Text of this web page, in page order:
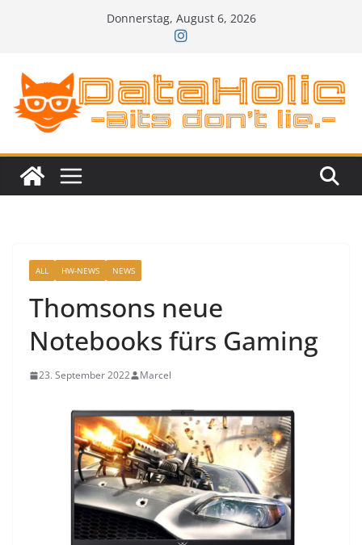
Donnerstag, August 6, 2026
ALL HW-NEWS NEWS
Thomsons neue
Notebooks fürs Gaming
23. September 2022 Marcel